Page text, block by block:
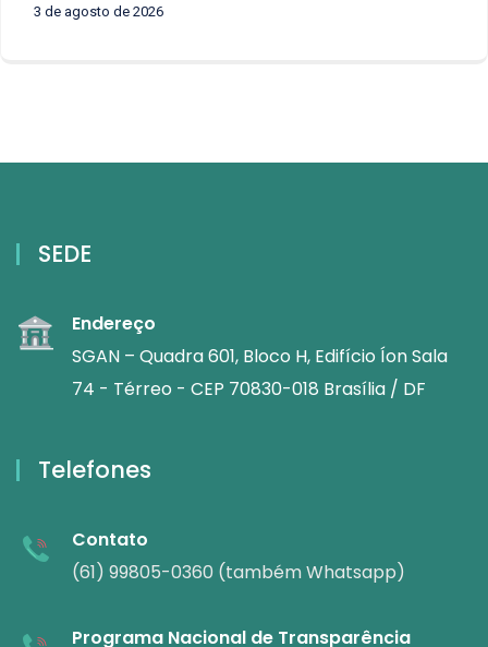
3 de agosto de 2026
SEDE
Endereço
SGAN – Quadra 601, Bloco H, Edifício Íon Sala
74 - Térreo - CEP 70830-018 Brasília / DF
Telefones
Contato
(61) 99805-0360 (também Whatsapp)
Programa Nacional de Transparência